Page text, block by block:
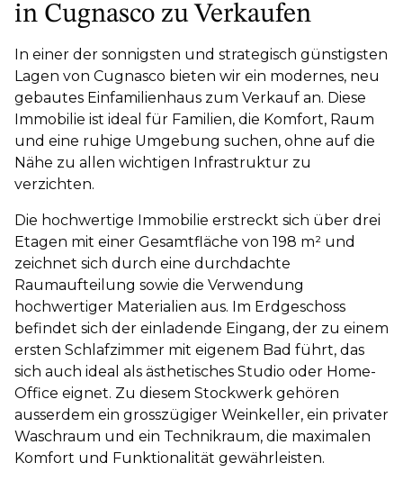
in Cugnasco zu Verkaufen
In einer der sonnigsten und strategisch günstigsten
Lagen von Cugnasco bieten wir ein modernes, neu
gebautes Einfamilienhaus zum Verkauf an. Diese
Immobilie ist ideal für Familien, die Komfort, Raum
und eine ruhige Umgebung suchen, ohne auf die
Nähe zu allen wichtigen Infrastruktur zu
verzichten.
Die hochwertige Immobilie erstreckt sich über drei
Etagen mit einer Gesamtfläche von 198 m² und
zeichnet sich durch eine durchdachte
Raumaufteilung sowie die Verwendung
hochwertiger Materialien aus. Im Erdgeschoss
befindet sich der einladende Eingang, der zu einem
ersten Schlafzimmer mit eigenem Bad führt, das
sich auch ideal als ästhetisches Studio oder Home-
Office eignet. Zu diesem Stockwerk gehören
ausserdem ein grosszügiger Weinkeller, ein privater
Waschraum und ein Technikraum, die maximalen
Komfort und Funktionalität gewährleisten.